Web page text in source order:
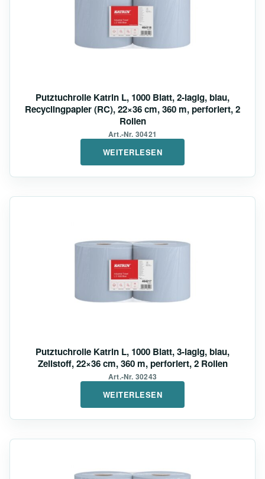
Putztuchrolle Katrin L, 1000 Blatt, 2-lagig, blau,
Recyclingpapier (RC), 22×36 cm, 360 m, perforiert, 2
Rollen
Art.-Nr. 30421
WEITERLESEN
Putztuchrolle Katrin L, 1000 Blatt, 3-lagig, blau,
Zellstoff, 22×36 cm, 360 m, perforiert, 2 Rollen
Art.-Nr. 30243
WEITERLESEN